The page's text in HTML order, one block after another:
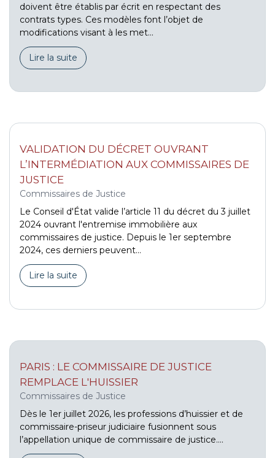
doivent être établis par écrit en respectant des
contrats types. Ces modèles font l’objet de
modifications visant à les met...
Lire la suite
VALIDATION DU DÉCRET OUVRANT
L’INTERMÉDIATION AUX COMMISSAIRES DE
JUSTICE
Commissaires de Justice
Le Conseil d'État valide l’article 11 du décret du 3 juillet
2024 ouvrant l'entremise immobilière aux
commissaires de justice. Depuis le 1er septembre
2024, ces derniers peuvent...
Lire la suite
PARIS : LE COMMISSAIRE DE JUSTICE
REMPLACE L'HUISSIER
Commissaires de Justice
Dès le 1er juillet 2026, les professions d’huissier et de
commissaire-priseur judiciaire fusionnent sous
l’appellation unique de commissaire de justice....